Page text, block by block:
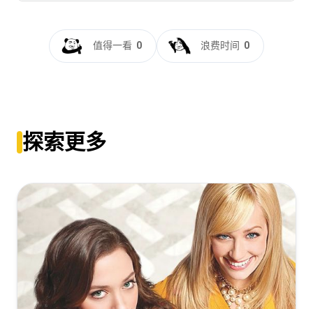
幕].The.Last.Kingdom.S03.2018.1080p.BluRay.Remux.AVC.DTS-
HD.MA.5.1-ZeroTV
[111.41GB] 复制
值得一看 0 浪费时间 0
探索更多